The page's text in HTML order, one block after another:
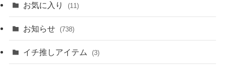
お気に入り (11)
お知らせ (738)
イチ推しアイテム (3)